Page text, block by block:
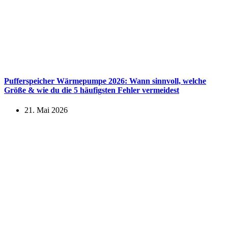
Pufferspeicher Wärmepumpe 2026: Wann sinnvoll, welche
Größe & wie du die 5 häufigsten Fehler vermeidest
21. Mai 2026